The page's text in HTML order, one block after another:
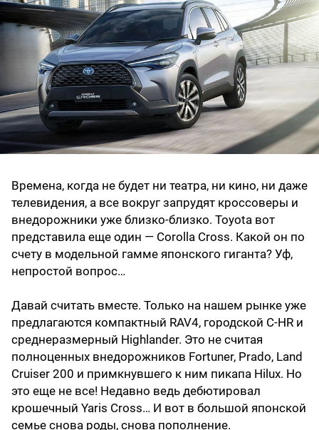
Времена, когда не будет ни театра, ни кино, ни даже
телевидения, а все вокруг запрудят кроссоверы и
внедорожники уже близко-близко. Toyota вот
представила еще один — Corolla Cross. Какой он по
счету в модельной гамме японского гиганта? Уф,
непростой вопрос…
Давай считать вместе. Только на нашем рынке уже
предлагаются компактный RAV4, городской C-HR и
среднеразмерный Highlander. Это не считая
полноценных внедорожников Fortuner, Prado, Land
Cruiser 200 и примкнувшего к ним пикапа Hilux. Но
это еще не все! Недавно ведь дебютировал
крошечный Yaris Cross… И вот в большой японской
семье снова роды, снова пополнение.